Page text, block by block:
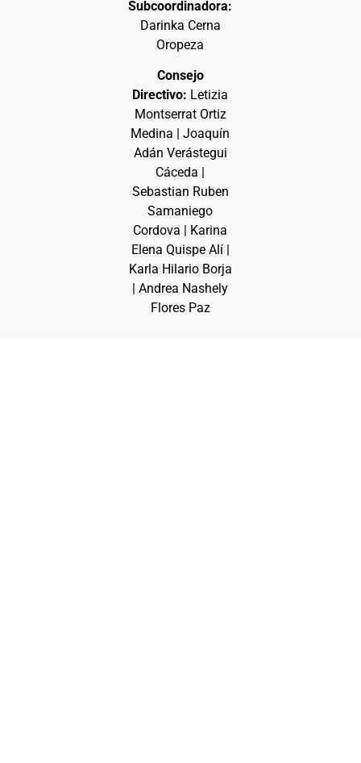
Subcoordinadora:
Darinka Cerna
Oropeza
Consejo
Directivo: Letizia
Montserrat Ortiz
Medina | Joaquín
Adán Verástegui
Cáceda |
Sebastian Ruben
Samaniego
Cordova | Karina
Elena Quispe Alí |
Karla Hilario Borja
| Andrea Nashely
Flores Paz